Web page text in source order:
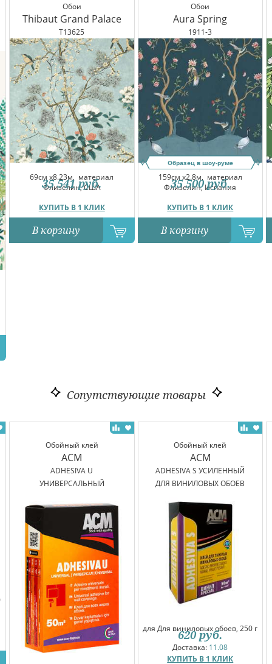
Обои
Thibaut Grand Palace
T13625
69см x8.23м, материал
Флизелин, США
КУПИТЬ В 1 КЛИК
35 541 руб.
В корзину
Обои
Aura Spring
1911-3
Образец в шоу-руме
159см x2.8м, материал
Флизелин, Испания
КУПИТЬ В 1 КЛИК
35 500 руб.
В корзину
Сопутствующие товары
Обойный клей
ACM
ADHESIVA U
УНИВЕРСАЛЬНЫЙ
Обойный клей
ACM
ADHESIVA S УСИЛЕННЫЙ
ДЛЯ ВИНИЛОВЫХ ОБОЕВ
для Для виниловых обоев, 250 г
Доставка: 11.08
КУПИТЬ В 1 КЛИК
620 руб.